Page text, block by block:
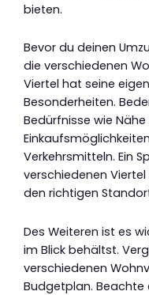
bieten.
Bevor du deinen
die verschiedenen
Viertel hat seine
Besonderheiten.
Bedürfnisse wie Nähe
Verkehrsmitteln. Ein
verschiedenen
den richtigen
Des Weiteren ist es
im Blick behältst.
verschiedenen
Budgetplan. Beachte